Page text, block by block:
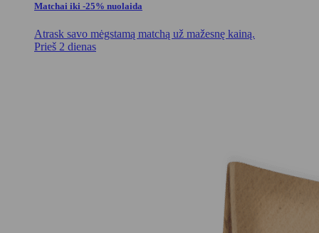
Matchai iki -25% nuolaida
Atrask savo mėgstamą matchą už mažesnę kainą.
Prieš 2 dienas